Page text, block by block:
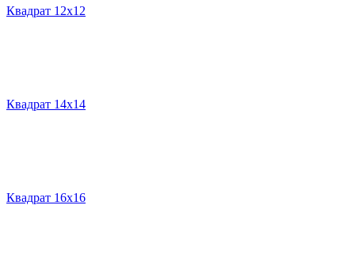
Квадрат 12х12
Квадрат 14х14
Квадрат 16х16